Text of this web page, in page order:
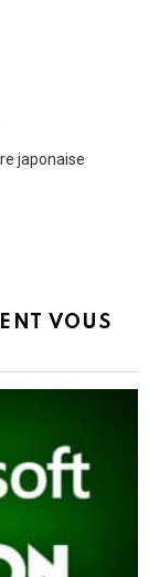
japonaise
VOUS